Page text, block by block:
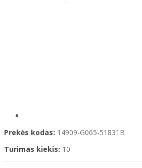
Prekės kodas: 14909-G065-51831B
Turimas kiekis: 10